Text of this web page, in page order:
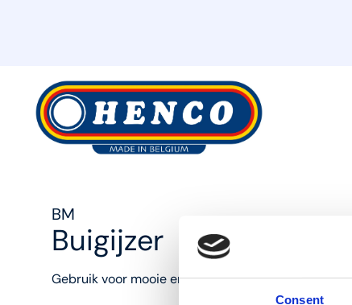
Consent
BM
Buigijzer
Gebruik voor mooie en strakke bochten